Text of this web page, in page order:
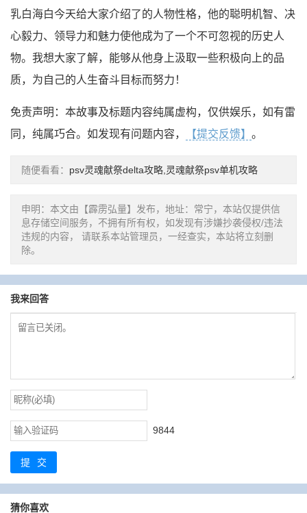
乳白海白今天给大家介绍了的人物性格，他的聪明机智、决
心毅力、领导力和魅力使他成为了一个不可忽视的历史人
物。我想大家了解，能够从他身上汲取一些积极向上的品
质，为自己的人生奋斗目标而努力！
免责声明：本故事及标题内容纯属虚构，仅供娱乐，如有雷
同，纯属巧合。如发现有问题内容，
【提交反馈】 。
随便看看： psv灵魂献祭delta攻略,灵魂献祭psv单机攻略
申明：本文由【霹雳弘量】发布，地址：常宁，本站仅提供信
息存储空间服务，不拥有所有权，如发现有涉嫌抄袭侵权/违法
违规的内容， 请联系本站管理员，一经查实，本站将立刻删
除。
我来回答
9844
提交
猜你喜欢